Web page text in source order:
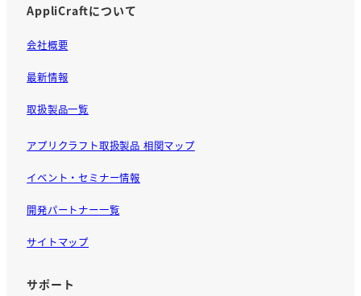
AppliCraftについて
会社概要
最新情報
取扱製品一覧
アプリクラフト取扱製品 相関マップ
イベント・セミナー情報
開発パートナー一覧
サイトマップ
サポート